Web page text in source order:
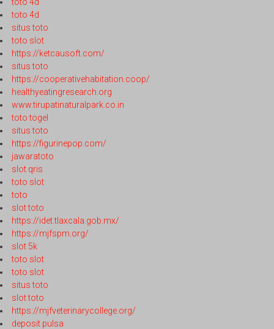
toto 4d
situs toto
toto slot
https://ketcausoft.com/
situs toto
https://cooperativehabitation.coop/
healthyeatingresearch.org
www.tirupatinaturalpark.co.in
toto togel
situs toto
https://figurinepop.com/
jawaratoto
slot qris
toto slot
toto
slot toto
https://idet.tlaxcala.gob.mx/
https://mjfspm.org/
slot 5k
toto slot
toto slot
situs toto
slot toto
https://mjfveterinarycollege.org/
deposit pulsa